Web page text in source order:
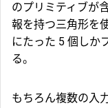
のプリミティブが
報を持つ三角形を
にたった 5 個しか
る。
もちろん複数の入